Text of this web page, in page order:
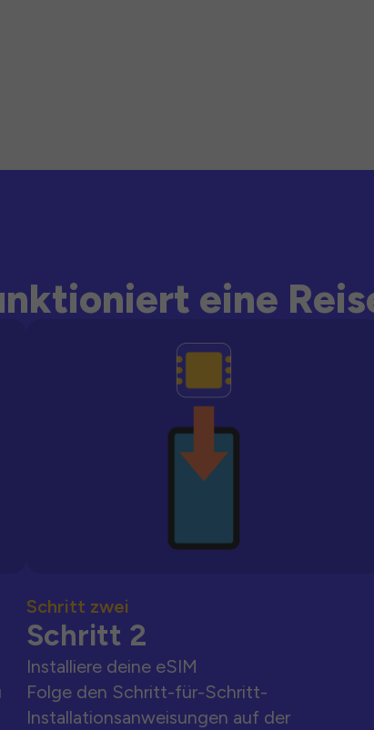
eine
Schritt zwei
Schritt 2
Installiere deine eSIM
Folge den Schritt-für-Schritt-
Installationsanweisungen auf der